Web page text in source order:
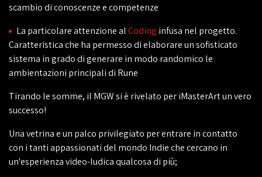
scambio di conoscenze e competenze
La particolare attenzione alCoding infusa nel progetto.
Caratteristica che ha permesso di elaborare un sofisticato
sistema in grado di generare in modo randomico le
ambientazioni principali di Rune
Tirando le somme, il MGW si è rivelato per iMasterArt un vero
successo!
Una vetrina e un palco privilegiato per entrare in contatto
con i tanti appassionati del mondo Indie che cercano in
un'esperienza video-ludica qualcosa di più;